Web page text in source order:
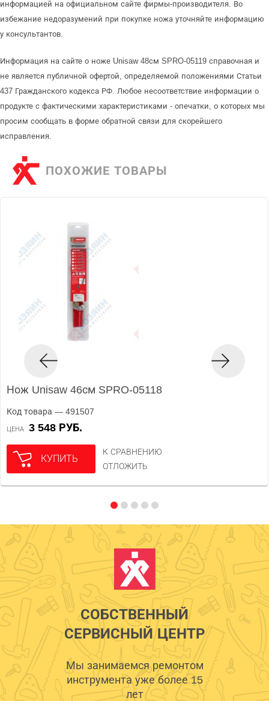
информацией на официальном сайте фирмы-производителя. Во
избежание недоразумений при покупке ножа уточняйте информацию
у консультантов.
Информация на сайте о ноже Unisaw 48см SPRO-05119 справочная и
не является публичной офертой, определяемой положениями Статьи
437 Гражданского кодекса РФ. Любое несоответствие информации о
продукте с фактическими характеристиками - опечатки, о которых мы
просим сообщать в форме обратной связи для скорейшего
исправления.
ПОХОЖИЕ ТОВАРЫ
Нож Unisaw 46см SPRO-05118
Код товара — 491507
ЦЕНА 3 548 РУБ.
КУПИТЬ
К СРАВНЕНИЮ
ОТЛОЖИТЬ
СОБСТВЕННЫЙ
СЕРВИСНЫЙ ЦЕНТР
Мы занимаемся ремонтом
инструмента уже более 15
лет